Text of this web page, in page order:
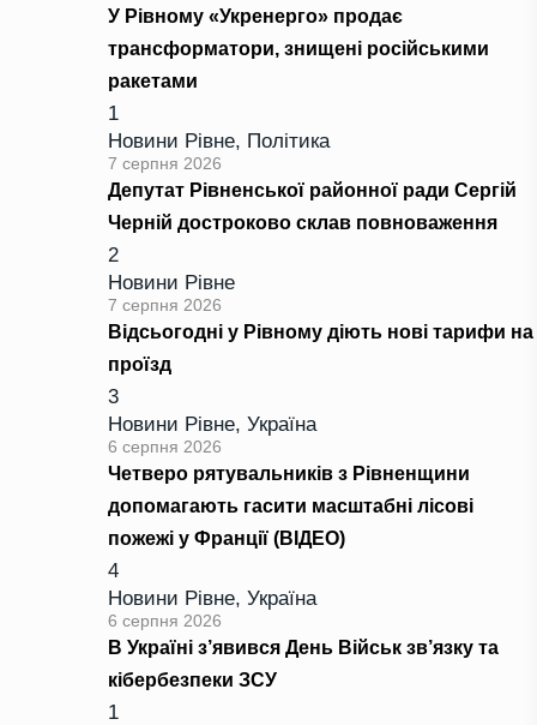
У Рівному «Укренерго» продає
трансформатори, знищені російськими
ракетами
1
Новини Рівне, Політика
7 серпня 2026
Депутат Рівненської районної ради Сергій
Черній достроково склав повноваження
2
Новини Рівне
7 серпня 2026
Відсьогодні у Рівному діють нові тарифи на
проїзд
3
Новини Рівне, Україна
6 серпня 2026
Четверо рятувальників з Рівненщини
допомагають гасити масштабні лісові
пожежі у Франції (ВІДЕО)
4
Новини Рівне, Україна
6 серпня 2026
В Україні з’явився День Військ зв’язку та
кібербезпеки ЗСУ
1